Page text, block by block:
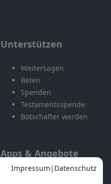
Unterstützen
Weitersagen
Beten
Spenden
Testamentsspende
Botschafter werden
Apps & Angebote